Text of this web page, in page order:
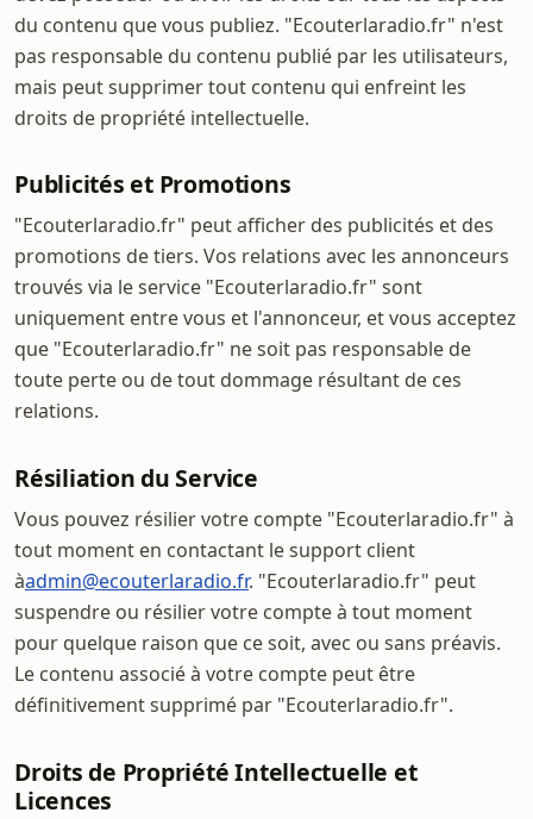
du contenu que vous publiez. "Ecouterlaradio.fr" n'est
pas responsable du contenu publié par les utilisateurs,
mais peut supprimer tout contenu qui enfreint les
droits de propriété intellectuelle.
Publicités et Promotions
"Ecouterlaradio.fr" peut afficher des publicités et des
promotions de tiers. Vos relations avec les annonceurs
trouvés via le service "Ecouterlaradio.fr" sont
uniquement entre vous et l'annonceur, et vous acceptez
que "Ecouterlaradio.fr" ne soit pas responsable de
toute perte ou de tout dommage résultant de ces
relations.
Résiliation du Service
Vous pouvez résilier votre compte "Ecouterlaradio.fr" à
tout moment en contactant le support client
àadmin@ecouterlaradio.fr. "Ecouterlaradio.fr" peut
suspendre ou résilier votre compte à tout moment
pour quelque raison que ce soit, avec ou sans préavis.
Le contenu associé à votre compte peut être
définitivement supprimé par "Ecouterlaradio.fr".
Droits de Propriété Intellectuelle et
Licences